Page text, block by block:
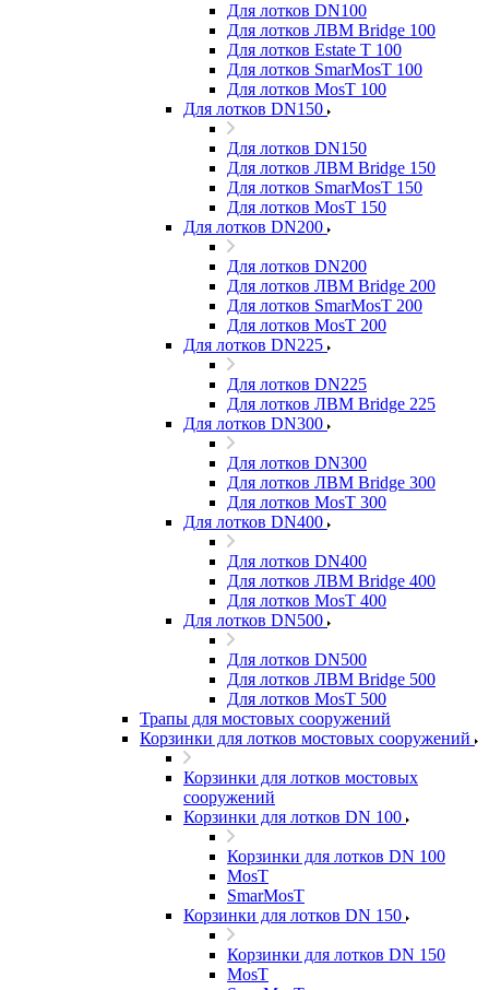
Для лотков DN100
Для лотков ЛВМ Bridge 100
Для лотков Estate T 100
Для лотков SmarMosT 100
Для лотков MosT 100
Для лотков DN150
Для лотков DN150
Для лотков ЛВМ Bridge 150
Для лотков SmarMosT 150
Для лотков MosT 150
Для лотков DN200
Для лотков DN200
Для лотков ЛВМ Bridge 200
Для лотков SmarMosT 200
Для лотков MosT 200
Для лотков DN225
Для лотков DN225
Для лотков ЛВМ Bridge 225
Для лотков DN300
Для лотков DN300
Для лотков ЛВМ Bridge 300
Для лотков MosT 300
Для лотков DN400
Для лотков DN400
Для лотков ЛВМ Bridge 400
Для лотков MosT 400
Для лотков DN500
Для лотков DN500
Для лотков ЛВМ Bridge 500
Для лотков MosT 500
Трапы для мостовых сооружений
Корзинки для лотков мостовых сооружений
Корзинки для лотков мостовых
сооружений
Корзинки для лотков DN 100
Корзинки для лотков DN 100
MosT
SmarMosT
Корзинки для лотков DN 150
Корзинки для лотков DN 150
MosT